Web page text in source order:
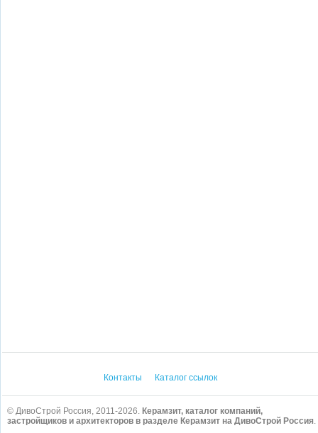
Контакты Каталог ссылок
© ДивоСтрой Россия, 2011-2026. Керамзит, каталог компаний,
застройщиков и архитекторов в разделе Керамзит на ДивоСтрой Россия